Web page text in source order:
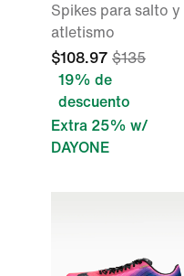
Spikes para salto y
atletismo
$108.97 $135
19% de
descuento
Extra 25% w/
DAYONE